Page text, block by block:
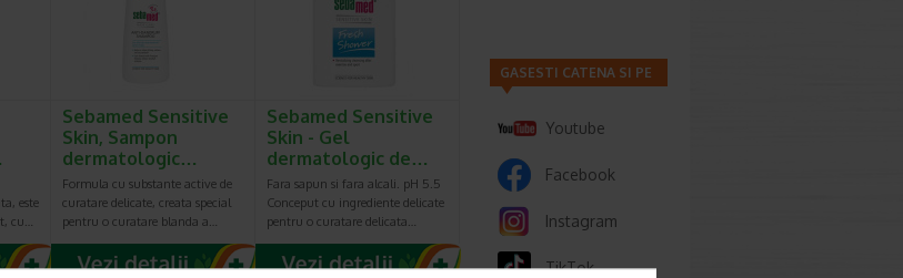
este
cu…
Sebamed Sensitive
Skin, Sampon
dermatologic…
Formula cu substante active de
curatare delicate, creata special
pentru o curatare blanda a…
Sebamed Sensitive
Skin - Gel
dermatologic de…
Fara sapun si fara alcali. pH 5.5
Conceput cu ingrediente delicate
pentru o curatare delicata…
GASESTI CATENA SI PE
Youtube
Facebook
Instagram
TikTok